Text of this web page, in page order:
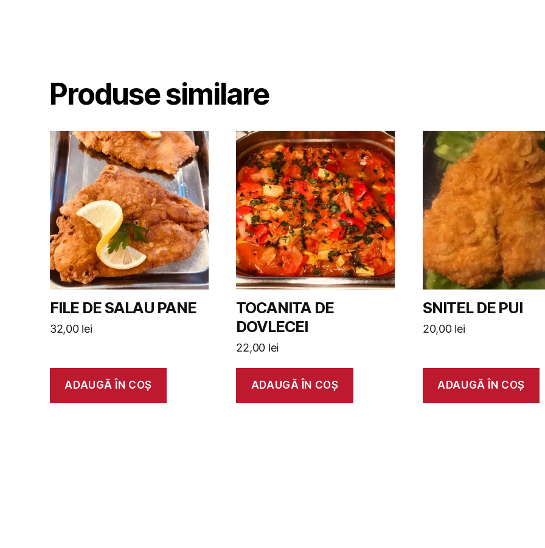
Produse similare
FILE DE SALAU PANE
32,00 lei
ADAUGĂ ÎN COȘ
TOCANITA DE
DOVLECEI
22,00 lei
ADAUGĂ ÎN COȘ
SNITEL DE PUI
20,00 lei
ADAUGĂ ÎN COȘ